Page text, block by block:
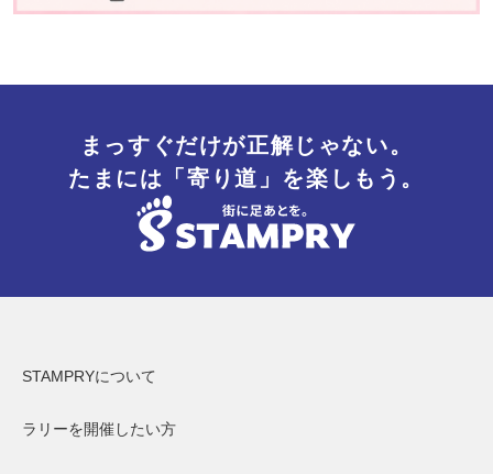
まっすぐだけが正解じゃない。
たまには「寄り道」を楽しもう。
STAMPRYについて
ラリーを開催したい方